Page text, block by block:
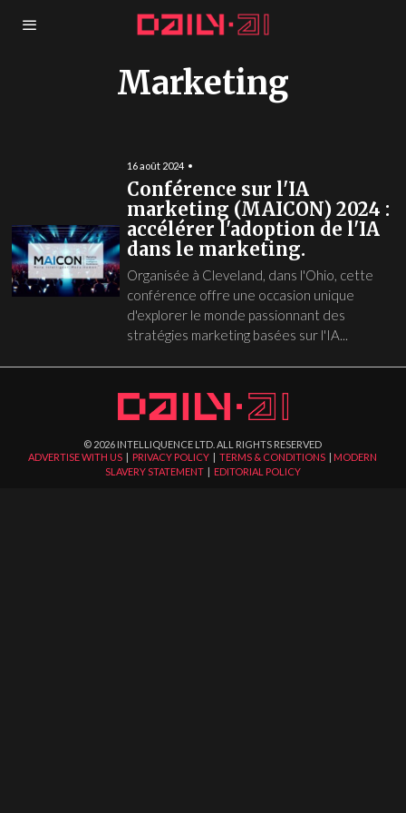
Marketing
16 août 2024
Conférence sur l'IA
marketing (MAICON) 2024 :
accélérer l'adoption de l'IA
dans le marketing.
Organisée à Cleveland, dans l'Ohio, cette
conférence offre une occasion unique
d'explorer le monde passionnant des
stratégies marketing basées sur l'IA...
© 2026 INTELLIQUENCE LTD. ALL RIGHTS RESERVED
ADVERTISE WITH US | PRIVACY POLICY |TERMS & CONDITIONS | MODERN
SLAVERY STATEMENT| EDITORIAL POLICY